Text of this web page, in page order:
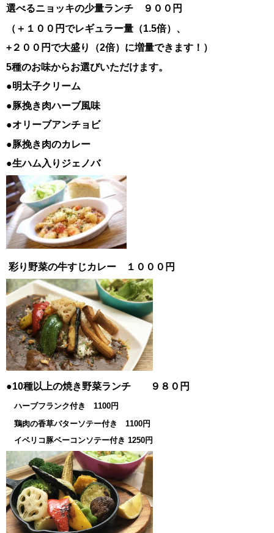
選べるニョッキの少量ランチ ９００円
（＋１００円でレギュラー量（1.5倍）、
+２００円で大盛り（2倍）に増量できます！）
5種のお味からお選びいただけます。
●明太子クリーム
●豚挽き肉ハーブ風味
●オリーブアンチョビ
●豚挽き肉のカレー
●生ハム入りジェノバ
彩り野菜の牛すじカレー １０００円
●10種以上の焼き野菜ランチ ９８０円
ハーブフランク付き 1100円
鶏肉の香草バターソテー付き 1100円
イベリコ豚ベーコンソテー付き 1250円